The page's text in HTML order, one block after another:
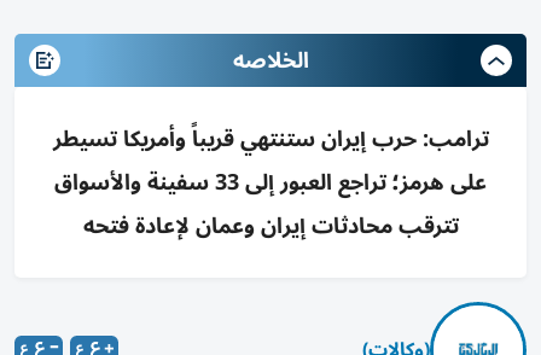
الخلاصه
ترامب: حرب إيران ستنتهي قريباً وأمريكا تسيطر
على هرمز؛ تراجع العبور إلى 33 سفينة والأسواق
تترقب محادثات إيران وعمان لإعادة فتحه